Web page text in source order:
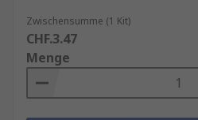
Zwischensumme (1 Kit)
CHF.3.47
Menge